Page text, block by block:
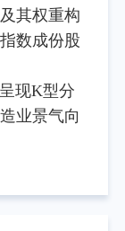
其权重构
数成份股
现K型分
业景气向
理指数为
模以上工